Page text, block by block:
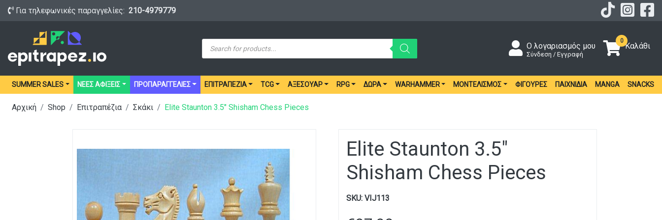
Για τηλεφωνικές παραγγελίες: 210-4979779
Products
search
Ο λογαριασμός μου
Σύνδεση / Εγγραφή
0
Καλάθι
SUMMER SALES ΝΕΕΣ ΑΦΙΞΕΙΣ ΠΡΟΠΑΡΑΓΓΕΛΙΕΣ ΕΠΙΤΡΑΠΈΖΙΑ TCG ΑΞΕΣΟΥΆΡ RPG ΔΏΡΑ WARHAMMER ΜΟΝΤΕΛΙΣΜΌΣ ΦΙΓΟΎΡΕΣ ΠΑΙΧΝΊΔΙΑ MANGA SNACKS
Αρχική Shop Επιτραπέζια Σκάκι Elite Staunton 3.5″ Shisham Chess Pieces
Elite Staunton 3.5″
Shisham Chess Pieces
SKU: VIJ113